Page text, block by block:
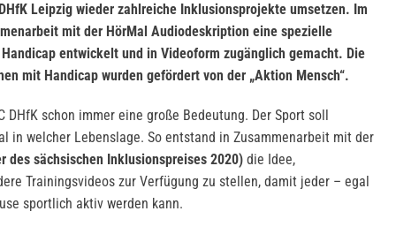
Leipzig wieder zahlreiche Inklusionsprojekte umsetzen. Im
mit der HörMal Audiodeskription eine spezielle
entwickelt und in Videoform zugänglich gemacht. Die
mit Handicap wurden gefördert von der „Aktion Mensch“.
DHfK schon immer eine große Bedeutung. Der Sport soll
in welcher Lebenslage. So entstand in Zusammenarbeit mit der
des sächsischen Inklusionspreises 2020) die Idee,
Trainingsvideos zur Verfügung zu stellen, damit jeder – egal
sportlich aktiv werden kann.